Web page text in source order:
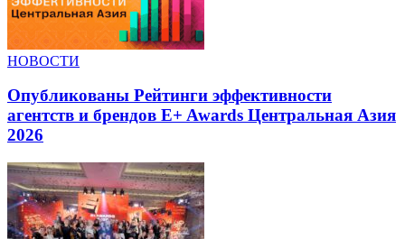
НОВОСТИ
Опубликованы Рейтинги эффективности
агентств и брендов E+ Awards Центральная Азия
2026